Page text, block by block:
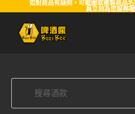
如對商品有疑問，可截圖或複製商品
員立刻為您服務